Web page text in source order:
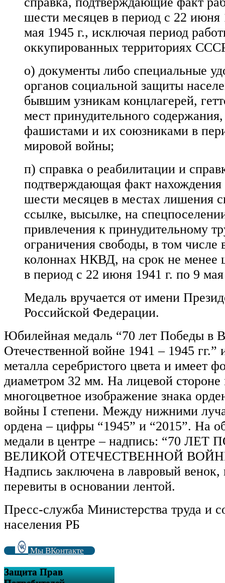
шести месяцев в период с 22 июня
мая 1945 г., исключая период
оккупированных территориях
о) документы либо специальные
органов социальной защиты
бывшим узникам концлагерей,
мест принудительного
фашистами и их союзниками в
мировой войны;
п) справка о реабилитации и
подтверждающая факт нахождения
шести месяцев в местах лишения
ссылке, высылке, на
привлечения к принудительному
ограничения свободы, в том числе
колоннах НКВД, на срок не менее
в период с 22 июня 1941 г. по 9 мая
Медаль вручается от имени
Российской Федерации.
Юбилейная медаль “70 лет Победы в
Отечественной войне 1941 – 1945 гг.”
металла серебристого цвета и имеет
диаметром 32 мм. На лицевой стороне
многоцветное изображение знака
войны I степени. Между нижними
ордена – цифры “1945” и “2015”. На
медали в центре – надпись: “70
ВЕЛИКОЙ ОТЕЧЕСТВЕННОЙ ВОЙНЕ
Надпись заключена в лавровый венок,
перевиты в основании лентой.
Пресс-служба Министерства труда и
населения РБ
Мы ВКонтакте
Защита Прав